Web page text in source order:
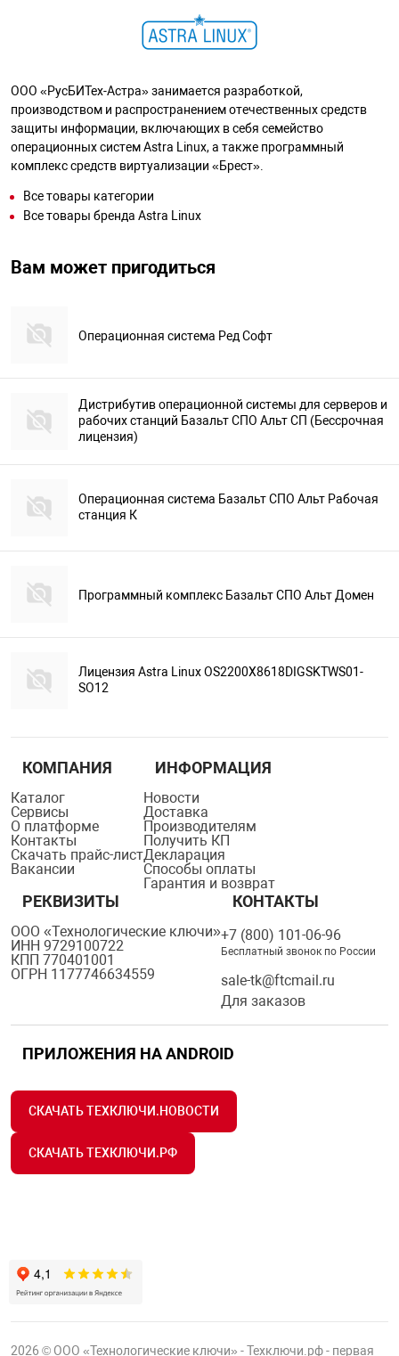
ООО «РусБИТех-Астра» занимается разработкой,
производством и распространением отечественных средств
защиты информации, включающих в себя семейство
операционных систем Astra Linux, а также программный
комплекс средств виртуализации «Брест».
Все товары категории
Все товары бренда Astra Linux
Вам может пригодиться
Операционная система Ред Софт
Дистрибутив операционной системы для серверов и
рабочих станций Базальт СПО Альт СП (Бессрочная
лицензия)
Операционная система Базальт СПО Альт Рабочая
станция К
Программный комплекс Базальт СПО Альт Домен
Лицензия Astra Linux OS2200X8618DIGSKTWS01-
SO12
КОМПАНИЯ
Каталог
Сервисы
О платформе
Контакты
Скачать прайс-лист
Вакансии
ИНФОРМАЦИЯ
Новости
Доставка
Производителям
Получить КП
Декларация
Способы оплаты
Гарантия и возврат
РЕКВИЗИТЫ
ООО «Технологические ключи»
ИНН 9729100722
КПП 770401001
ОГРН 1177746634559
КОНТАКТЫ
+7 (800) 101-06-96
Бесплатный звонок по России
sale-tk@ftcmail.ru
Для заказов
ПРИЛОЖЕНИЯ НА ANDROID
СКАЧАТЬ ТЕХКЛЮЧИ.НОВОСТИ
СКАЧАТЬ ТЕХКЛЮЧИ.РФ
2026 © ООО «Технологические ключи» - Техключи.рф - первая